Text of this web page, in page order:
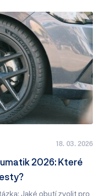
18. 03. 2026
2026: Které
Jaké obutí zvolit pro